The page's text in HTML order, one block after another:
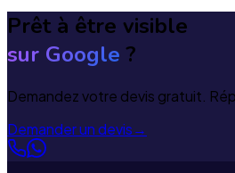
Prêt à être visible
sur Google ?
Demandez votre devis gratuit.
Demander un devis→